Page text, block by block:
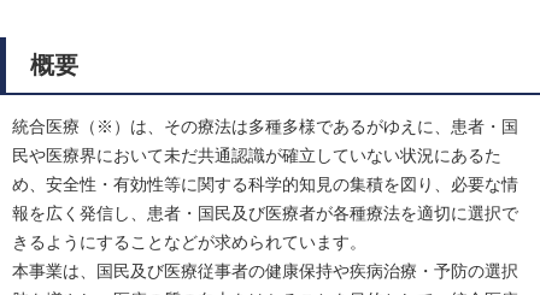
概要
統合医療（※）は、その療法は多種多様であるがゆえに、患者・国
民や医療界において未だ共通認識が確立していない状況にあるた
め、安全性・有効性等に関する科学的知見の集積を図り、必要な情
報を広く発信し、患者・国民及び医療者が各種療法を適切に選択で
きるようにすることなどが求められています。
本事業は、国民及び医療従事者の健康保持や疾病治療・予防の選択